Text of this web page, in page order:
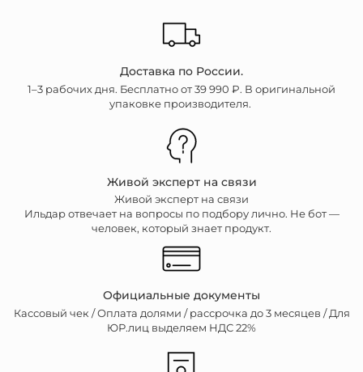
Доставка по России.
1–3 рабочих дня. Бесплатно от 39 990 ₽. В оригинальной
упаковке производителя.
Живой эксперт на связи
Живой эксперт на связи
Ильдар отвечает на вопросы по подбору лично. Не бот —
человек, который знает продукт.
Официальные документы
Кассовый чек /Оплата долями / рассрочка до 3 месяцев / Для
ЮР.лиц выделяем НДС 22%